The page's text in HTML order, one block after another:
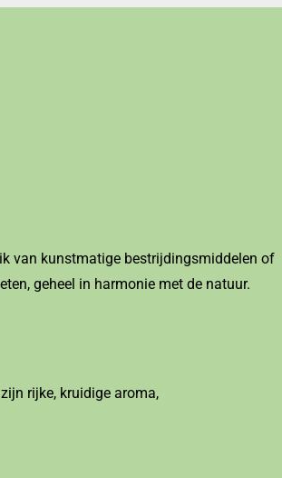
van kunstmatige bestrijdingsmiddelen of
geheel in harmonie met de natuur.
rijke, kruidige aroma,